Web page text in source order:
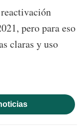
pero para eso
claras y uso